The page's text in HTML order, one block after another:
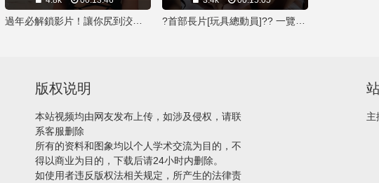
版权说明
本站视频均由网友发布上传，如涉及侵权，请联
系客服删除
所有的资料和图象均以个人学术交流为目的，不
得以商业为目的，下载后请24小时内删除。
如使用者违反版权法相关规定，所产生的法律责
主